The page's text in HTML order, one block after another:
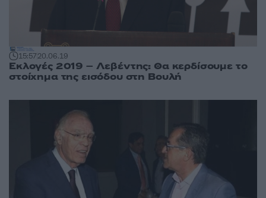
15:5720.06.19
Εκλογές 2019 – Λεβέντης: Θα κερδίσουμε το
στοίχημα της εισόδου στη Βουλή